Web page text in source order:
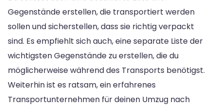
Gegenstände erstellen, die transportiert werden
sollen und sicherstellen, dass sie richtig verpackt
sind. Es empfiehlt sich auch, eine separate Liste der
wichtigsten Gegenstände zu erstellen, die du
möglicherweise während des Transports benötigst.
Weiterhin ist es ratsam, ein erfahrenes
Transportunternehmen für deinen Umzug nach